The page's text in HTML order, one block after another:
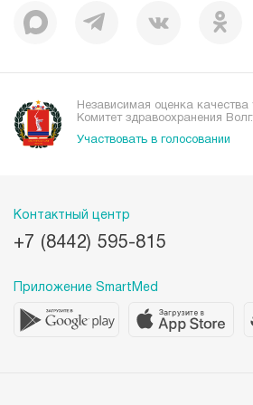
Независимая оценка качества
Комитет здравоохранения
Участвовать в голосовании
Контактный центр
+7 (8442) 595-815
Приложение SmartMed